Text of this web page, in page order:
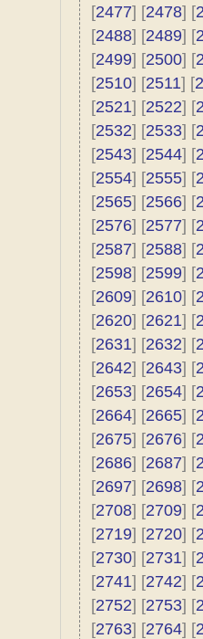
[2477] [2478] [
[2488] [2489] [
[2499] [2500] [
[2510] [2511] [
[2521] [2522] [
[2532] [2533] [
[2543] [2544] [
[2554] [2555] [
[2565] [2566] [
[2576] [2577] [
[2587] [2588] [
[2598] [2599] [
[2609] [2610] [
[2620] [2621] [
[2631] [2632] [
[2642] [2643] [
[2653] [2654] [
[2664] [2665] [
[2675] [2676] [
[2686] [2687] [
[2697] [2698] [
[2708] [2709] [
[2719] [2720] [
[2730] [2731] [
[2741] [2742] [
[2752] [2753] [
[2763] [2764] [